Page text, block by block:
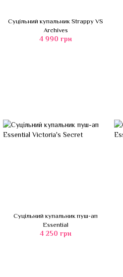
Суцільний купальник Strappy VS
Archives
4 990 грн
Суцільний купальник пуш-ап
Essential
4 250 грн